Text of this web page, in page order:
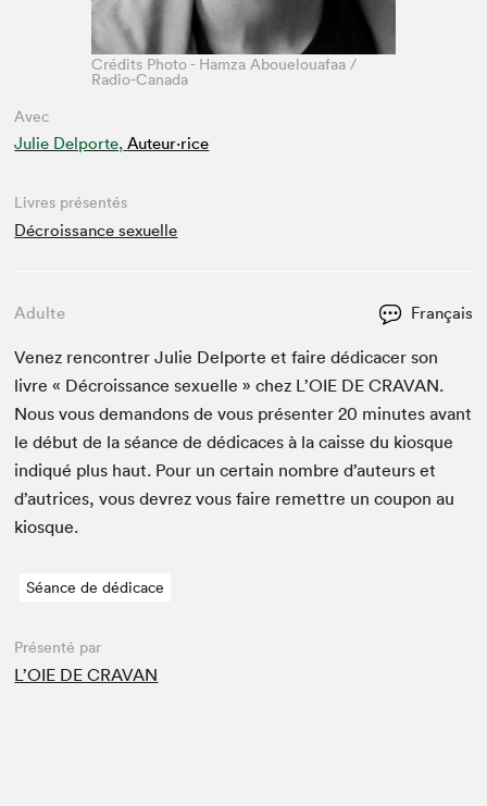
Avec
Julie Delporte, Auteur·rice
Crédits Photo - Hamza Abouelouafaa /
Radio-Canada
Livres présentés
Décroissance sexuelle
Adulte Français
Venez ren­con­tr­er Julie Del­porte et faire dédi­cac­er son
livre « Décrois­sance sex­uelle » chez L’OIE DE CRA­VAN.
Nous vous deman­dons de vous présen­ter20 min­utes avant
le début de la séance de dédi­caces à la caisse du kiosque
indiqué plus haut. Pour un cer­tain nom­bre d’auteurs et
d’autrices, vous devrez vous faire remet­tre un coupon au
kiosque.
Séance de dédicace
Présenté par
L’OIE DE CRAVAN